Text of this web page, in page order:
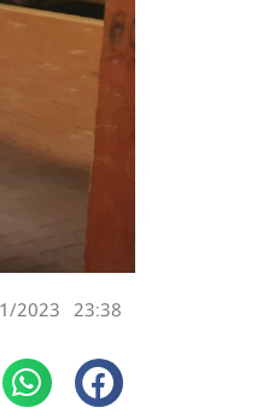
23:38
2023